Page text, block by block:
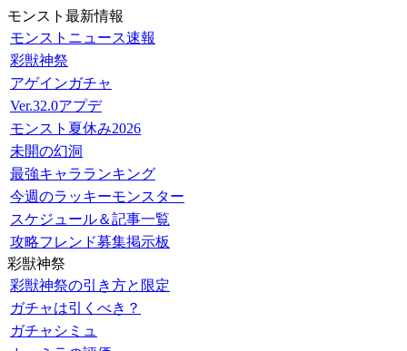
モンスト最新情報
モンストニュース速報
彩獣神祭
アゲインガチャ
Ver.32.0アプデ
モンスト夏休み2026
未開の幻洞
最強キャラランキング
今週のラッキーモンスター
スケジュール＆記事一覧
攻略フレンド募集掲示板
彩獣神祭
彩獣神祭の引き方と限定
ガチャは引くべき？
ガチャシミュ